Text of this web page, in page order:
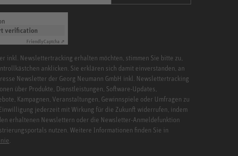
verification
FriendlyCaptcha ⇗
inkl. Newslettertracking erhalten möchten, stimmen Sie bitte zu,
anklicken. Sie erklären sich damit einverstanden, an
Newsletter der Georg Neumann GmbH inkl. Newslettertracking
über Produkte, Dienstleistungen, Software-Updates,
Kampagnen, Veranstaltungen, Gewinnspiele oder Umfragen zu
jederzeit mit Wirkung für die Zukunft widerrufen, indem
erhaltenen Newslettern oder die Newsletter-Anmeldefunktion
nutzen. Weitere Informationen finden Sie in